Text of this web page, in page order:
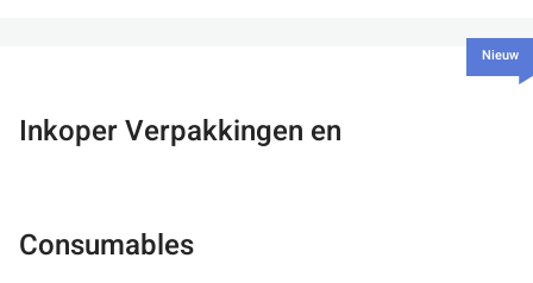
Inkoper Verpakkingen en
Consumables
Nieuw